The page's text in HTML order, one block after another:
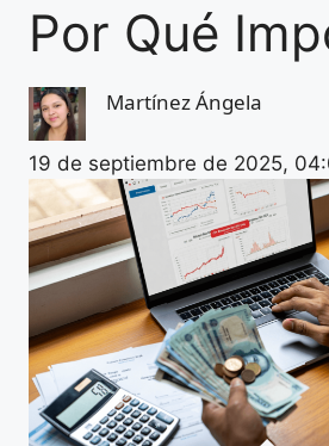
Por Qué
Martínez Ángela
19 de septiembre de 2025,